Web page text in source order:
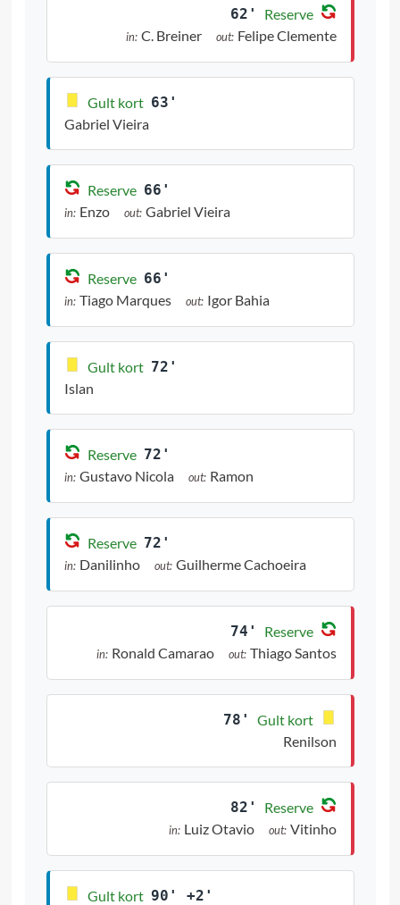
62' Reserve
in: C. Breiner out: Felipe Clemente
Gult kort 63'
Gabriel Vieira
Reserve 66'
in: Enzo out: Gabriel Vieira
Reserve 66'
in: Tiago Marques out: Igor Bahia
Gult kort 72'
Islan
Reserve 72'
in: Gustavo Nicola out: Ramon
Reserve 72'
in: Danilinho out: Guilherme Cachoeira
74' Reserve
in: Ronald Camarao out: Thiago Santos
78'
Gult kort
Renilson
82' Reserve
in: Luiz Otavio out: Vitinho
Gult kort 90' +2'